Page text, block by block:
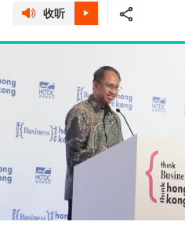
收听